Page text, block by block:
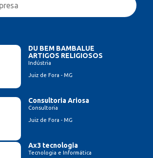
DU BEM BAMBALUE
ARTIGOS RELIGIOSOS
Indústria
Juiz de Fora - MG
Consultoria Ariosa
Consultoria
Juiz de Fora - MG
Ax3 tecnologia
Tecnologia e Informática